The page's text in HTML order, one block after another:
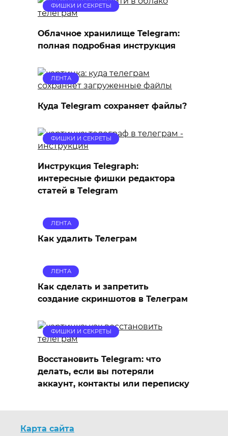
ФИШКИ И СЕКРЕТЫ
Облачное хранилище Telegram:
полная подробная инструкция
ЛЕНТА
Куда Telegram сохраняет файлы?
ФИШКИ И СЕКРЕТЫ
Инструкция Telegraph:
интересные фишки редактора
статей в Тelegram
ЛЕНТА
Как удалить Телеграм
ЛЕНТА
Как сделать и запретить
создание скриншотов в Телеграм
ФИШКИ И СЕКРЕТЫ
Восстановить Telegram: что
делать, если вы потеряли
аккаунт, контакты или переписку
Карта сайта